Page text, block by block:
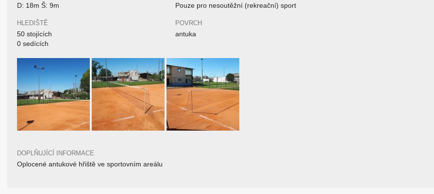
D: 18m Š: 9m
HLEDIŠTĚ
50 stojících
0 sedících
Pouze pro nesoutěžní (rekreační) sport
POVRCH
antuka
DOPLŇUJÍCÍ INFORMACE
Oplocené antukové hřiště ve sportovním areálu